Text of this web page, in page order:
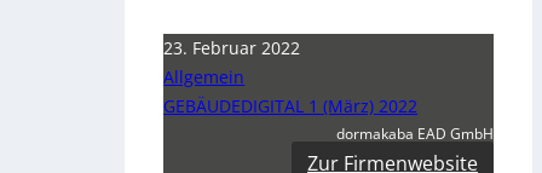
23. Februar 2022
Allgemein
GEBÄUDEDIGITAL 1 (März) 2022
dormakaba EAD GmbH
Zur Firmenwebsite